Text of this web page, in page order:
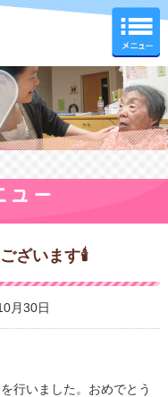
愛和苑
ざいます🕯
月30日
行いました。おめでとう